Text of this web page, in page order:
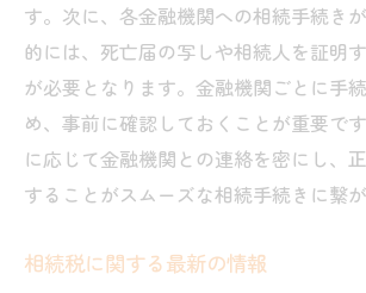
す。次に、各金融機関への相続手続き
的には、死亡届の写しや相続人を証明
が必要となります。金融機関ごとに手
め、事前に確認しておくことが重要で
に応じて金融機関との連絡を密にし、
することがスムーズな相続手続きに繋が
相続税に関する最新の情報